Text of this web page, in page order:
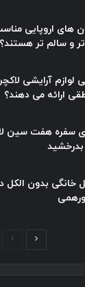
های اروپایی
و سالم تر هستند؟
لوازم آرایشی
ارائه می دهند؟
سفره هفت سین
بدرخشید
صفحه